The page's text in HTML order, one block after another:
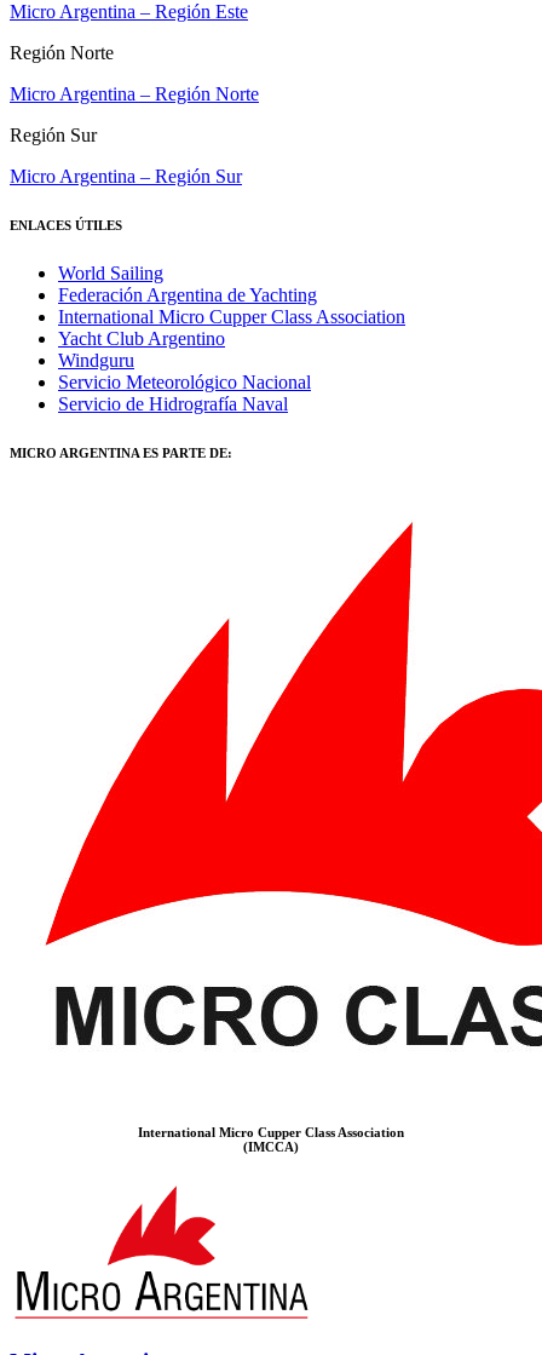
Micro Argentina – Región Este
Región Norte
Micro Argentina – Región Norte
Región Sur
Micro Argentina – Región Sur
ENLACES ÚTILES
World Sailing
Federación Argentina de Yachting
International Micro Cupper Class Association
Yacht Club Argentino
Windguru
Servicio Meteorológico Nacional
Servicio de Hidrografía Naval
MICRO ARGENTINA ES PARTE DE:
International Micro Cupper Class Association
(IMCCA)